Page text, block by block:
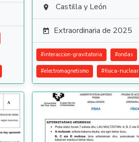
 Castilla y León
 Extraordinaria de 2025
#interaccion-gravitatoria #ondas
#electromagnetismo #fisica-nuclear